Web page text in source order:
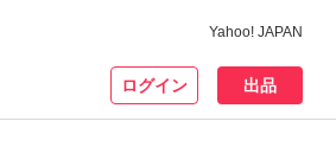
Yahoo! JAPAN
ログイン 出品